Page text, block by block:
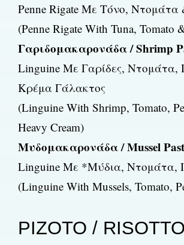
Penne Rigate Με Τόνο, Ντομάτα
(Penne Rigate With Tuna, Tomato
Γαριδομακαρονάδα / Shrimp
Linguine Με Γαρίδες, Ντομάτα,
Κρέμα Γάλακτος
(Linguine With Shrimp, Tomato,
Heavy Cream)
Μυδομακαρονάδα / Mussel
Linguine Με *Μύδια, Ντομάτα,
(Linguine With Mussels, Tomato,
ΡΙΖΟΤΟ / RISOTTO